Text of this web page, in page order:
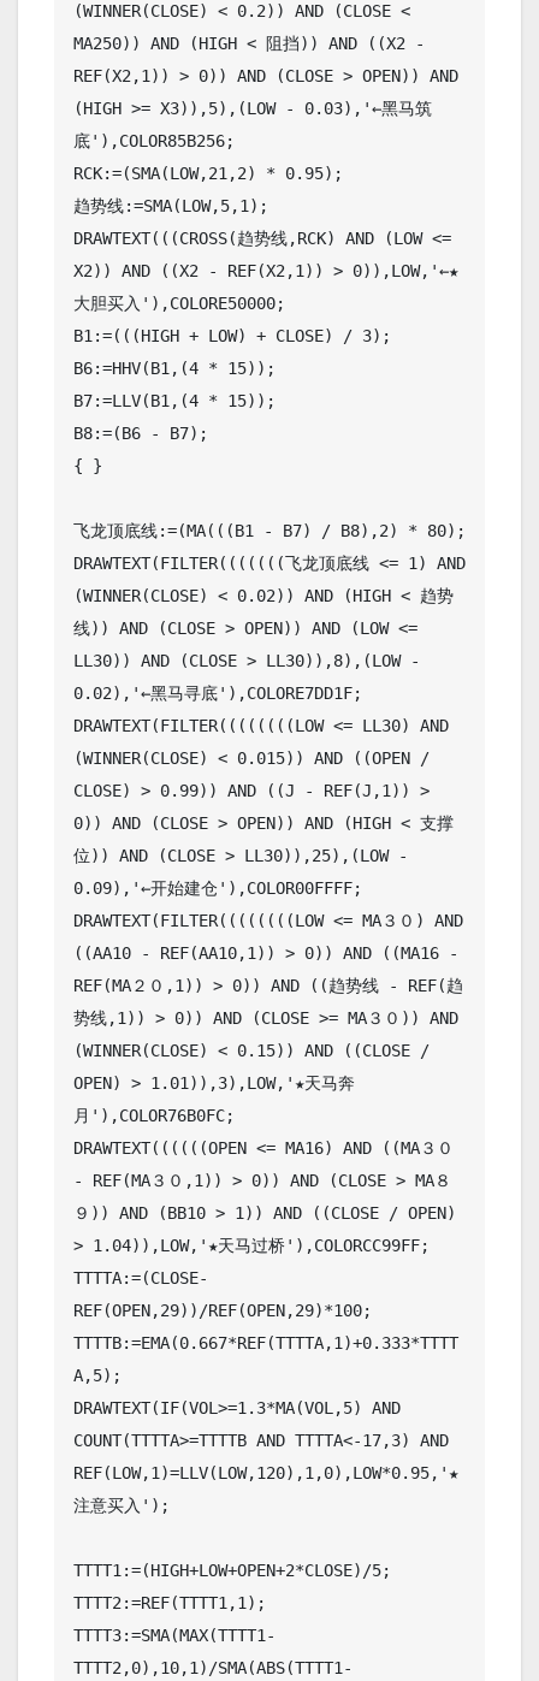
(WINNER(CLOSE) < 0.2)) AND (CLOSE <
MA250)) AND (HIGH < 阻挡)) AND ((X2 -
REF(X2,1)) > 0)) AND (CLOSE > OPEN)) AND
(HIGH >= X3)),5),(LOW - 0.03),'←黑马筑
底'),COLOR85B256;
RCK:=(SMA(LOW,21,2) * 0.95);
趋势线:=SMA(LOW,5,1);
DRAWTEXT(((CROSS(趋势线,RCK) AND (LOW <=
X2)) AND ((X2 - REF(X2,1)) > 0)),LOW,'←★
大胆买入'),COLORE50000;
B1:=(((HIGH + LOW) + CLOSE) / 3);
B6:=HHV(B1,(4 * 15));
B7:=LLV(B1,(4 * 15));
B8:=(B6 - B7);
{ }
飞龙顶底线:=(MA(((B1 - B7) / B8),2) * 80);
DRAWTEXT(FILTER(((((((飞龙顶底线 <= 1) AND
(WINNER(CLOSE) < 0.02)) AND (HIGH < 趋势
线)) AND (CLOSE > OPEN)) AND (LOW <=
LL30)) AND (CLOSE > LL30)),8),(LOW -
0.02),'←黑马寻底'),COLORE7DD1F;
DRAWTEXT(FILTER((((((((LOW <= LL30) AND
(WINNER(CLOSE) < 0.015)) AND ((OPEN /
CLOSE) > 0.99)) AND ((J - REF(J,1)) >
0)) AND (CLOSE > OPEN)) AND (HIGH < 支撑
位)) AND (CLOSE > LL30)),25),(LOW -
0.09),'←开始建仓'),COLOR00FFFF;
DRAWTEXT(FILTER((((((((LOW <= MA３０) AND
((AA10 - REF(AA10,1)) > 0)) AND ((MA16 -
REF(MA２０,1)) > 0)) AND ((趋势线 - REF(趋
势线,1)) > 0)) AND (CLOSE >= MA３０)) AND
(WINNER(CLOSE) < 0.15)) AND ((CLOSE /
OPEN) > 1.01)),3),LOW,'★天马奔
月'),COLOR76B0FC;
DRAWTEXT((((((OPEN <= MA16) AND ((MA３０
- REF(MA３０,1)) > 0)) AND (CLOSE > MA８
９)) AND (BB10 > 1)) AND ((CLOSE / OPEN)
> 1.04)),LOW,'★天马过桥'),COLORCC99FF;
TTTTA:=(CLOSE-
REF(OPEN,29))/REF(OPEN,29)*100;
TTTTB:=EMA(0.667*REF(TTTTA,1)+0.333*TTTT
A,5);
DRAWTEXT(IF(VOL>=1.3*MA(VOL,5) AND
COUNT(TTTTA>=TTTTB AND TTTTA<-17,3) AND
REF(LOW,1)=LLV(LOW,120),1,0),LOW*0.95,'★
注意买入');
TTTT1:=(HIGH+LOW+OPEN+2*CLOSE)/5;
TTTT2:=REF(TTTT1,1);
TTTT3:=SMA(MAX(TTTT1-
TTTT2,0),10,1)/SMA(ABS(TTTT1-